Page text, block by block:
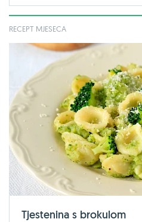
RECEPT MJESECA
Tjestenina s brokulom